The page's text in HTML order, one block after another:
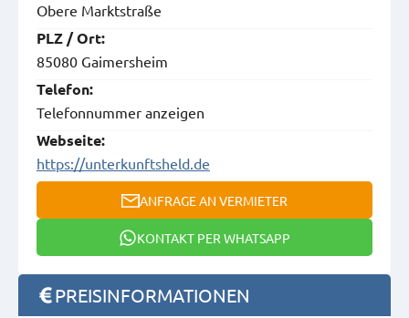
Obere Marktstraße
PLZ / Ort:
85080 Gaimersheim
Telefon:
Telefonnummer anzeigen
Webseite:
https://unterkunftsheld.de
ANFRAGE AN VERMIETER
KONTAKT PER WHATSAPP
PREISINFORMATIONEN